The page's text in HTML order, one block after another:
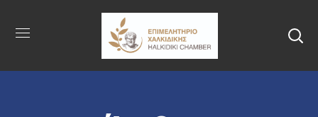
στο
περιεχόμενο